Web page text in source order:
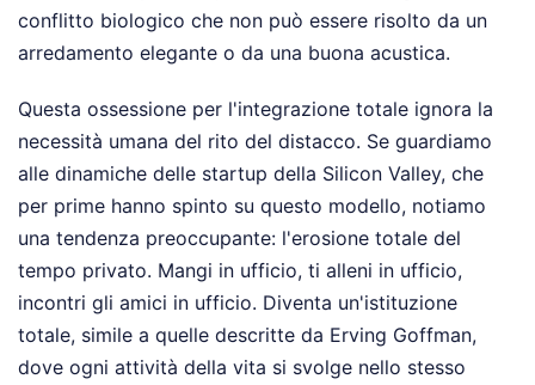
conflitto biologico che non può essere risolto da un
arredamento elegante o da una buona acustica.
Questa ossessione per l'integrazione totale ignora la
necessità umana del rito del distacco. Se guardiamo
alle dinamiche delle startup della Silicon Valley, che
per prime hanno spinto su questo modello, notiamo
una tendenza preoccupante: l'erosione totale del
tempo privato. Mangi in ufficio, ti alleni in ufficio,
incontri gli amici in ufficio. Diventa un'istituzione
totale, simile a quelle descritte da Erving Goffman,
dove ogni attività della vita si svolge nello stesso